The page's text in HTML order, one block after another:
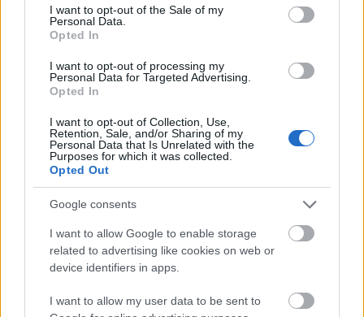
consent section.
I want to opt-out of the Sale of my
Personal Data.
Opted In
I want to opt-out of processing my
Personal Data for Targeted Advertising.
Opted In
I want to opt-out of Collection, Use,
Retention, Sale, and/or Sharing of my
Personal Data that Is Unrelated with the
Purposes for which it was collected.
Opted Out
Google consents
I want to allow Google to enable storage
related to advertising like cookies on web or
device identifiers in apps.
I want to allow my user data to be sent to
eredményeit, így tettem most is, és örömmel láttam,
hogy végre szerepel a Polgár Pincészet is a vizsgált
Miért kellene beállni a sorba mindenkinek? Főleg
abba a sorba, amely sajnos már rég nem a szép
semmitmondó, jellegtelen aromásított löttyökről?
(Tisztelet a kivételnek!!!) Ha van egy borász, aki nem
mellesleg az egyik legrégebbi név a szakmában, és
aki újra visszahozta a Kadarka presztizsét, felvállalja
azt, hogy egy igen régi hagyományos palackban
bocsájtja piacra szeretett borát, akkor kérdem én:
Miért kell illetlen jelzőkkel illetni? Tessék inkább
elfogadni, hogy még mindíg van aki a chipszes
zacskók világában is kitart a hagyományos értékek
szerzőjének, hogy véleménnyilvánítás előt